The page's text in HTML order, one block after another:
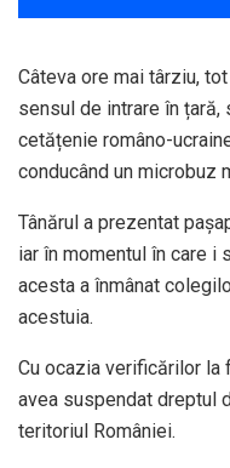
Câteva ore mai târziu,
sensul de intrare în țară,
cetățenie româno-
conducând un microbuz
Tânărul a prezentat
iar în momentul în care i
acesta a înmânat
acestuia.
Cu ocazia verificărilor la
avea suspendat dreptul
teritoriul României.